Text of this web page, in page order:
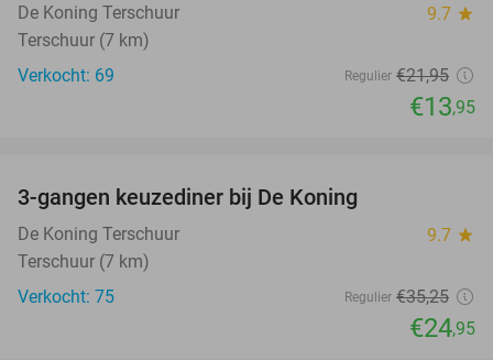
De Koning Terschuur 9.7 star
Terschuur (7 km)
Verkocht: 69
Regulier €21,95
€13,95
3-gangen keuzediner bij De Koning
De Koning Terschuur 9.7 star
Terschuur (7 km)
Verkocht: 75
Regulier €35,25
€24,95